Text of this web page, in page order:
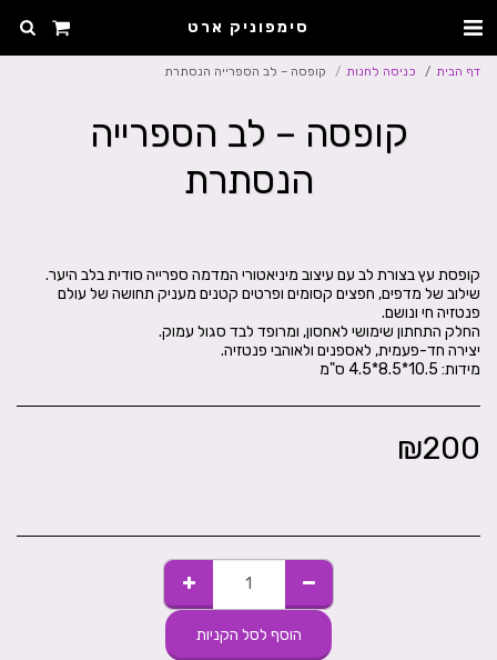
סימפוניק ארט
דף הבית כניסה לחנות קופסה – לב הספרייה הנסתרת
קופסה – לב הספרייה
הנסתרת
שילוב של מדפים, חפצים קסומים ופרטים קטנים מעניק תחושה של עולם
מידות: 10.5*8.5*4.5 ס"מ
₪200
הוסף לסל הקניות